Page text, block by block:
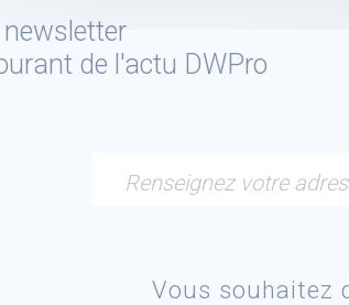
de l'actu DWPro
Renseignez votre
Vous souhaitez